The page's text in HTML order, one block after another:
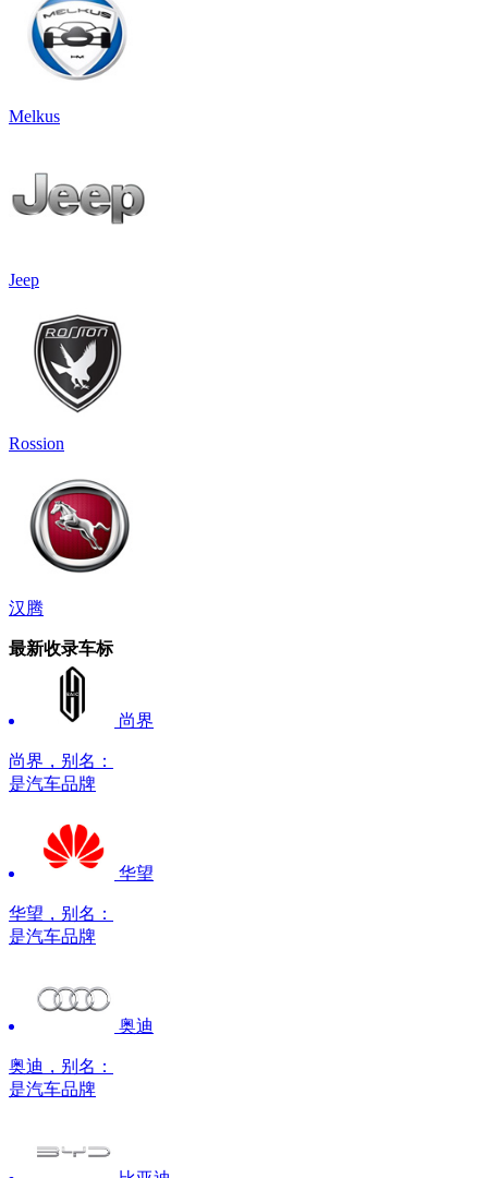
Melkus
Jeep
Rossion
汉腾
最新收录车标
尚界
尚界，别名：
是汽车品牌
华望
华望，别名：
是汽车品牌
奥迪
奥迪，别名：
是汽车品牌